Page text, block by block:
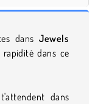
dansJewels
dans ce
dans